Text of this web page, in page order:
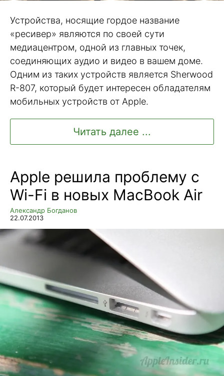
Устройства, носящие гордое название
«ресивер» являются по своей сути
медиацентром, одной из главных точек,
соединяющих аудио и видео в вашем доме.
Одним из таких устройств является Sherwood
R-807, который будет интересен обладателям
мобильных устройств от Apple.
Читать далее ...
Apple решила проблему с
Wi-Fi в новых MacBook Air
Александр Богданов
22.07.2013